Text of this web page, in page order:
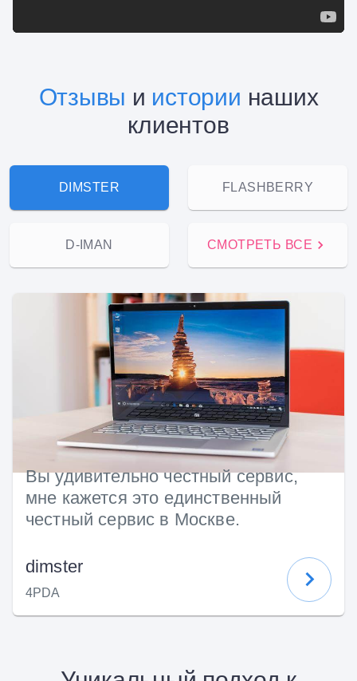
Отзывы и истории наших
клиентов
Вы удивительно честный сервис,
мне кажется это единственный
честный сервис в Москве.
dimster
4PDA
DIMSTER FLASHBERRY
D-IMAN СМОТРЕТЬ ВСЕ